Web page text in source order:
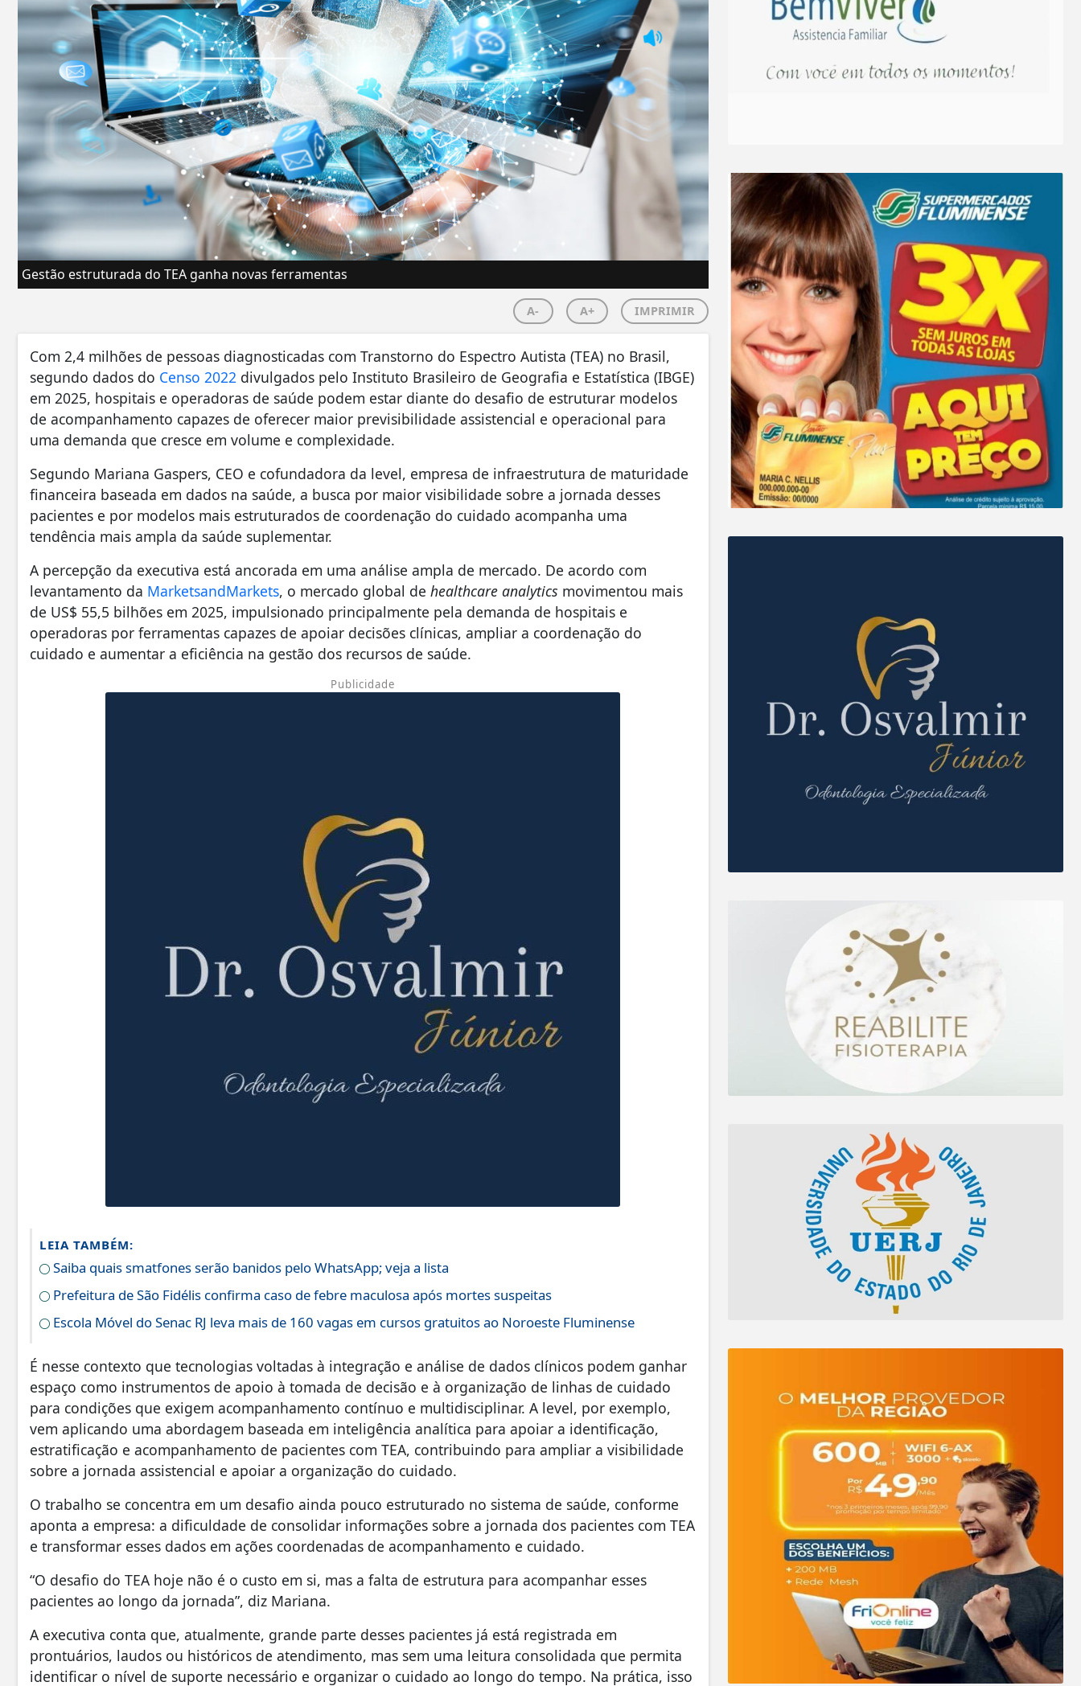
Gestão estruturada do TEA ganha novas ferramentas
A- A+ IMPRIMIR
Com 2,4 milhões de pessoas diagnosticadas com Transtorno do Espectro Autista (TEA) no Brasil,
segundo dados do Censo 2022 divulgados pelo Instituto Brasileiro de Geografia e Estatística (IBGE)
em 2025, hospitais e operadoras de saúde podem estar diante do desafio de estruturar modelos
de acompanhamento capazes de oferecer maior previsibilidade assistencial e operacional para
uma demanda que cresce em volume e complexidade.
Segundo Mariana Gaspers, CEO e cofundadora da level, empresa de infraestrutura de maturidade
financeira baseada em dados na saúde, a busca por maior visibilidade sobre a jornada desses
pacientes e por modelos mais estruturados de coordenação do cuidado acompanha uma
tendência mais ampla da saúde suplementar.
A percepção da executiva está ancorada em uma análise ampla de mercado. De acordo com
levantamento da MarketsandMarkets, o mercado global de healthcare analytics movimentou mais
de US$ 55,5 bilhões em 2025, impulsionado principalmente pela demanda de hospitais e
operadoras por ferramentas capazes de apoiar decisões clínicas, ampliar a coordenação do
cuidado e aumentar a eficiência na gestão dos recursos de saúde.
Publicidade
LEIA TAMBÉM:
Saiba quais smatfones serão banidos pelo WhatsApp; veja a lista
Prefeitura de São Fidélis confirma caso de febre maculosa após mortes suspeitas
Escola Móvel do Senac RJ leva mais de 160 vagas em cursos gratuitos ao Noroeste Fluminense
É nesse contexto que tecnologias voltadas à integração e análise de dados clínicos podem ganhar
espaço como instrumentos de apoio à tomada de decisão e à organização de linhas de cuidado
para condições que exigem acompanhamento contínuo e multidisciplinar. A level, por exemplo,
vem aplicando uma abordagem baseada em inteligência analítica para apoiar a identificação,
estratificação e acompanhamento de pacientes com TEA, contribuindo para ampliar a visibilidade
sobre a jornada assistencial e apoiar a organização do cuidado.
O trabalho se concentra em um desafio ainda pouco estruturado no sistema de saúde, conforme
aponta a empresa: a dificuldade de consolidar informações sobre a jornada dos pacientes com TEA
e transformar esses dados em ações coordenadas de acompanhamento e cuidado.
“O desafio do TEA hoje não é o custo em si, mas a falta de estrutura para acompanhar esses
pacientes ao longo da jornada”, diz Mariana.
A executiva conta que, atualmente, grande parte desses pacientes já está registrada em
prontuários, laudos ou históricos de atendimento, mas sem uma leitura consolidada que permita
identificar o nível de suporte necessário e organizar o cuidado ao longo do tempo. Na prática, isso